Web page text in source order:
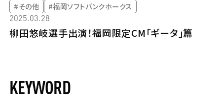
#その他 #福岡ソフトバンクホークス
2025.03.28
柳田悠岐選手出演！福岡限定CM「ギータ」篇
KEYWORD